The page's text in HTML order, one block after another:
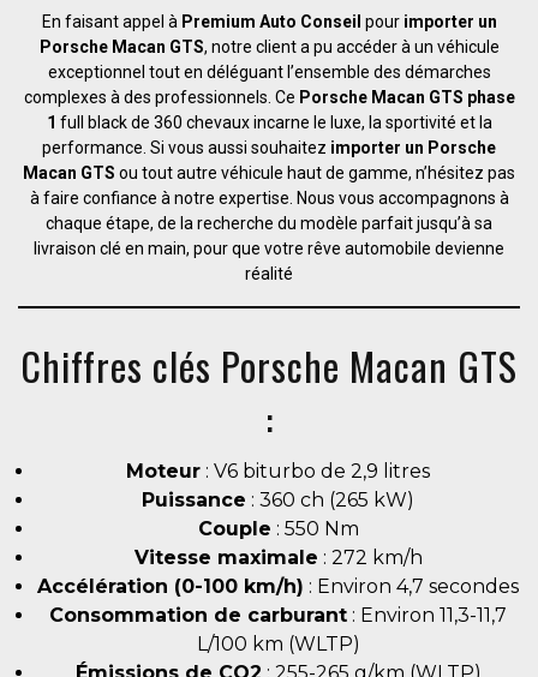
En faisant appel à Premium Auto Conseil pour importer un
Porsche Macan GTS, notre client a pu accéder à un véhicule
exceptionnel tout en déléguant l’ensemble des démarches
complexes à des professionnels. Ce Porsche Macan GTS phase
1 full black de 360 chevaux incarne le luxe, la sportivité et la
performance. Si vous aussi souhaitez importer un Porsche
Macan GTS ou tout autre véhicule haut de gamme, n’hésitez pas
à faire confiance à notre expertise. Nous vous accompagnons à
chaque étape, de la recherche du modèle parfait jusqu’à sa
livraison clé en main, pour que votre rêve automobile devienne
réalité
Chiffres clés Porsche Macan GTS
:
Moteur : V6 biturbo de 2,9 litres
Puissance : 360 ch (265 kW)
Couple : 550 Nm
Vitesse maximale : 272 km/h
Accélération (0-100 km/h) : Environ 4,7 secondes
Consommation de carburant : Environ 11,3-11,7
L/100 km (WLTP)